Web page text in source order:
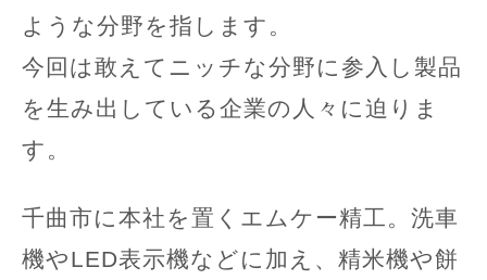
ような分野を指します。
今回は敢えてニッチな分野に参入し製品
を生み出している企業の人々に迫りま
す。
千曲市に本社を置くエムケー精工。洗車
機やLED表示機などに加え、精米機や餅